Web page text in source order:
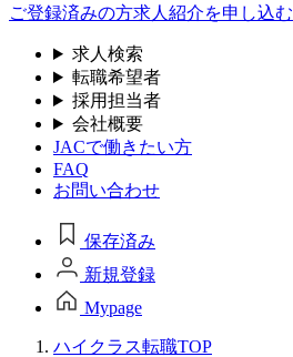
ご登録済みの方求人紹介を申し込む
求人検索
転職希望者
採用担当者
会社概要
JACで働きたい方
FAQ
お問い合わせ
保存済み
新規登録
Mypage
ハイクラス転職TOP